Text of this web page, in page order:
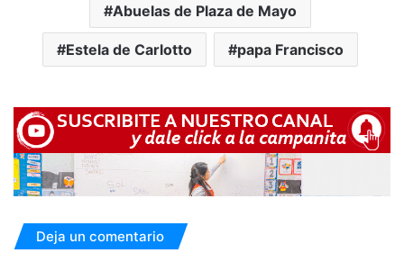
Abuelas de Plaza de Mayo
Estela de Carlotto papa Francisco
Deja un comentario